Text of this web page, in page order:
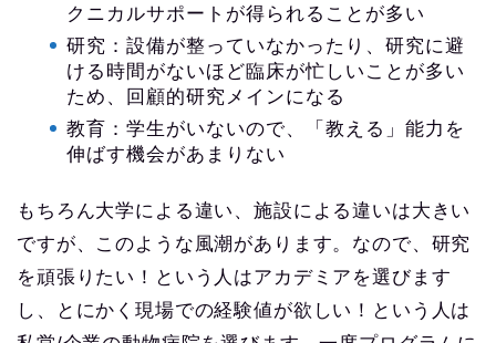
クニカルサポートが得られることが多い
研究：設備が整っていなかったり、研究に避
ける時間がないほど臨床が忙しいことが多い
ため、回顧的研究メインになる
教育：学生がいないので、「教える」能力を
伸ばす機会があまりない
もちろん大学による違い、施設による違いは大きい
ですが、このような風潮があります。なので、研究
を頑張りたい！という人はアカデミアを選びます
し、とにかく現場での経験値が欲しい！という人は